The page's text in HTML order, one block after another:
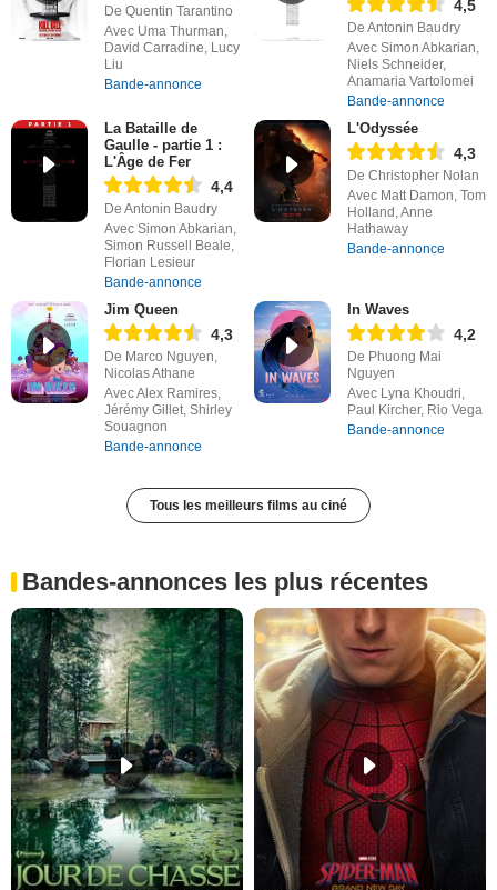
De Quentin Tarantino
Avec Uma Thurman,
David Carradine, Lucy
Liu
Bande-annonce
4,5
De Antonin Baudry
Avec Simon Abkarian,
Niels Schneider,
Anamaria Vartolomei
Bande-annonce
La Bataille de
Gaulle - partie 1 :
L'Âge de Fer
4,4
De Antonin Baudry
Avec Simon Abkarian,
Simon Russell Beale,
Florian Lesieur
Bande-annonce
L'Odyssée
4,3
De Christopher Nolan
Avec Matt Damon, Tom
Holland, Anne
Hathaway
Bande-annonce
Jim Queen
4,3
De Marco Nguyen,
Nicolas Athane
Avec Alex Ramires,
Jérémy Gillet, Shirley
Souagnon
Bande-annonce
In Waves
4,2
De Phuong Mai
Nguyen
Avec Lyna Khoudri,
Paul Kircher, Rio Vega
Bande-annonce
Tous les meilleurs films au ciné
Bandes-annonces les plus récentes